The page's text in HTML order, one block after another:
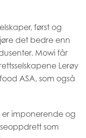
først og
det bedre enn
Mowi får
Lerøy
ASA, som også
er imponerende og
som